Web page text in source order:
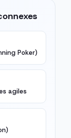
Poker)
agiles